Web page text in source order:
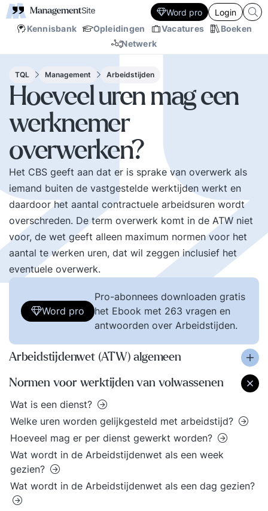
Kennisbank Opleidingen Vacatures
Boeken
Netwerk
Word pro Login
TQL Management Arbeidstijden
Hoeveel uren mag een
werknemer
overwerken?
Het CBS geeft aan dat er is sprake van overwerk als
iemand buiten de vastgestelde werktijden werkt en
daardoor het aantal contractuele arbeidsuren wordt
overschreden. De term overwerk komt in de ATW niet
voor, de wet geeft alleen maximum normen voor het
aantal te werken uren, dat wil zeggen inclusief het
eventuele overwerk.
Word pro
Pro-abonnees downloaden gratis
het Ebook met 263 vragen en
antwoorden over Arbeidstijden.
Arbeidstijdenwet (ATW) algemeen
Normen voor werktijden van volwassenen
Wat is een dienst?
Welke uren worden gelijkgesteld met arbeidstijd?
Hoeveel mag er per dienst gewerkt worden?
Wat wordt in de Arbeidstijdenwet als een week
gezien?
Wat wordt in de Arbeidstijdenwet als een dag gezien?